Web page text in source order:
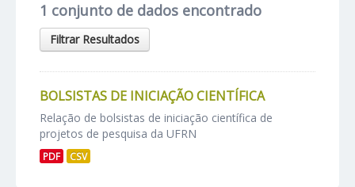
1 conjunto de dados encontrado
Filtrar Resultados
BOLSISTAS DE INICIAÇÃO CIENTÍFICA
Relação de bolsistas de iniciação científica de
projetos de pesquisa da UFRN
PDF CSV